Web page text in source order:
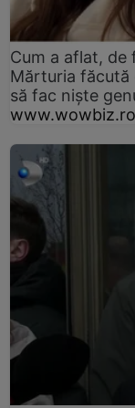
Cum a aflat, de
Mărturia făcută
să fac niște
www.wowbiz.ro